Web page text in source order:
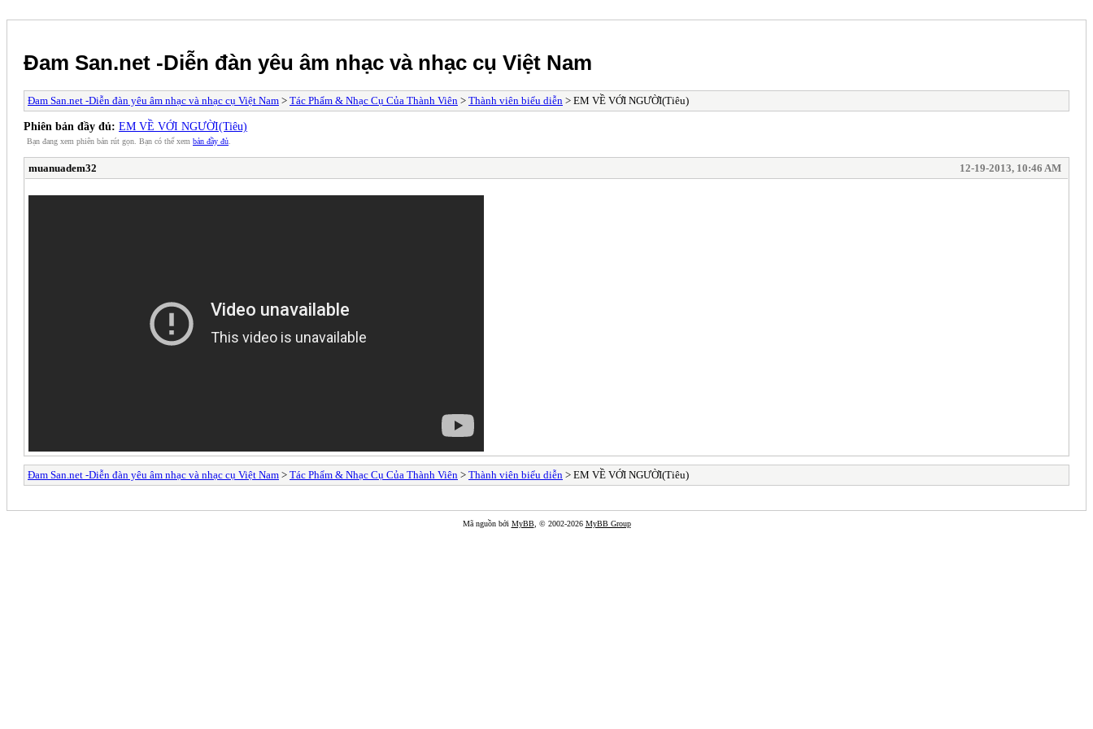
Đam San.net -Diễn đàn yêu âm nhạc và nhạc cụ Việt Nam
Đam San.net -Diễn đàn yêu âm nhạc và nhạc cụ Việt Nam > Tác Phẩm & Nhạc Cụ Của Thành Viên > Thành viên biểu diễn > EM VỀ VỚI NGƯỜI(Tiêu)
Phiên bản đầy đủ: EM VỀ VỚI NGƯỜI(Tiêu)
Bạn đang xem phiên bản rút gọn. Bạn có thể xem bản đầy đủ
muanuadem32 12-19-2013, 10:46 AM
Đam San.net -Diễn đàn yêu âm nhạc và nhạc cụ Việt Nam > Tác Phẩm & Nhạc Cụ Của Thành Viên > Thành viên biểu diễn > EM VỀ VỚI NGƯỜI(Tiêu)
Mã nguồn bởi MyBB, © 2002-2026 MyBB Group